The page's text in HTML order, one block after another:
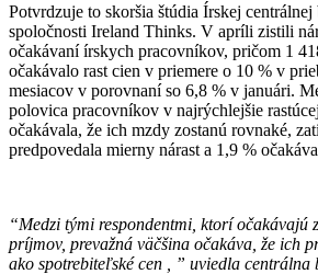
Potvrdzuje to skoršia štúdia Írskej
spoločnosti Ireland Thinks. V apríli zistili
očakávaní írskych pracovníkov, pričom 1
očakávalo rast cien v priemere o 10 % v
mesiacov v porovnaní so 6,8 % v januári.
polovica pracovníkov v najrýchlejšie
očakávala, že ich mzdy zostanú rovnaké,
predpovedala mierny nárast a 1,9 %
“Medzi tými respondentmi, ktorí očakávajú
príjmov, prevažná väčšina očakáva, že ich
ako spotrebiteľské cen , ” uviedla centrálna